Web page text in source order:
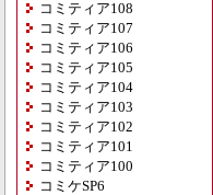
コミティア108
コミティア107
コミティア106
コミティア105
コミティア104
コミティア103
コミティア102
コミティア101
コミティア100
コミケSP6